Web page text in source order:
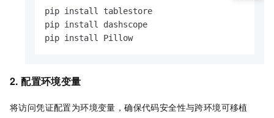
pip install tablestore
pip install dashscope
pip install Pillow
2. 配置环境变量
将访问凭证配置为环境变量，确保代码安全性与跨环境可移植